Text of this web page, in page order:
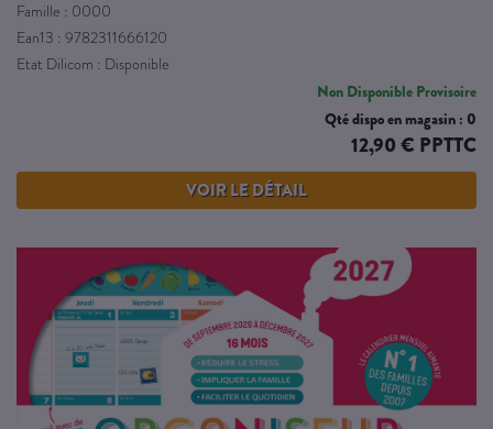
Famille : 0000
Ean13 : 9782311666120
Etat Dilicom : Disponible
Non Disponible Provisoire
Qté dispo en magasin : 0
12,90 € PPTTC
VOIR LE DÉTAIL